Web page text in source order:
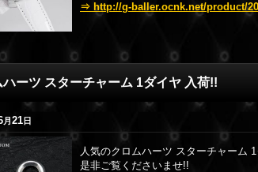
⇒ http://g-baller.ocnk.net/product/
ハーツ スターチャーム 1ダイヤ 入荷!!
月21日
人気のクロムハーツ スターチャーム
是非ご覧くださいませ!!